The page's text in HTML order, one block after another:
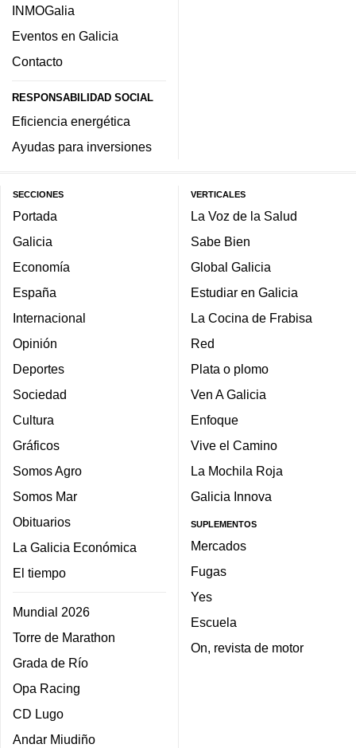
INMOGalia
Eventos en Galicia
Contacto
RESPONSABILIDAD SOCIAL
Eficiencia energética
Ayudas para inversiones
SECCIONES
Portada
Galicia
Economía
España
Internacional
Opinión
Deportes
Sociedad
Cultura
Gráficos
Somos Agro
Somos Mar
Obituarios
La Galicia Económica
El tiempo
Mundial 2026
Torre de Marathon
Grada de Río
Opa Racing
CD Lugo
Andar Miudiño
VERTICALES
La Voz de la Salud
Sabe Bien
Global Galicia
Estudiar en Galicia
La Cocina de Frabisa
Red
Plata o plomo
Ven A Galicia
Enfoque
Vive el Camino
La Mochila Roja
Galicia Innova
SUPLEMENTOS
Mercados
Fugas
Yes
Escuela
On, revista de motor